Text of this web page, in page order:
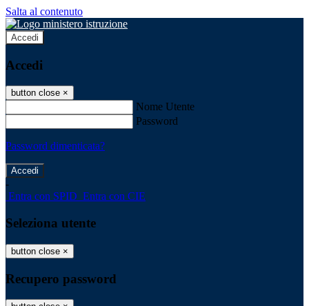
Salta al contenuto
Accedi
Accedi
button close ×
Nome Utente
Password
Password dimenticata?
-
Entra con SPID Entra con CIE
Seleziona utente
button close ×
Recupero password